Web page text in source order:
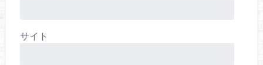
サイト